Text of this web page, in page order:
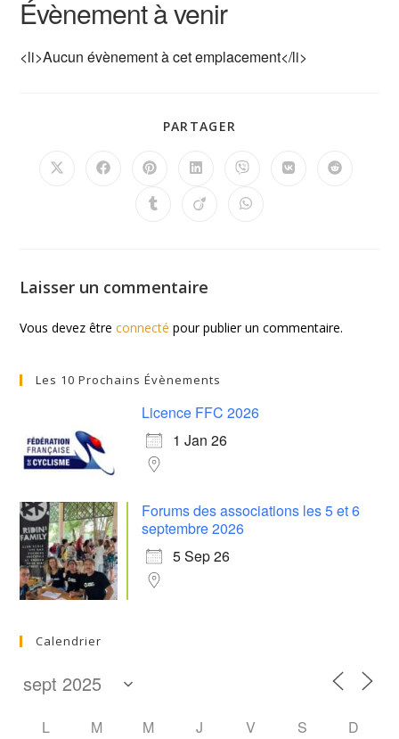
Évènement à venir
<li>Aucun évènement à cet emplacement</li>
PARTAGER
Laisser un commentaire
Vous devez êtreconnecté pour publier un commentaire.
Les 10 Prochains Évènements
Licence FFC 2026
1 Jan 26
Forums des associations les 5 et 6
septembre 2026
5 Sep 26
Calendrier
L M M J V S D